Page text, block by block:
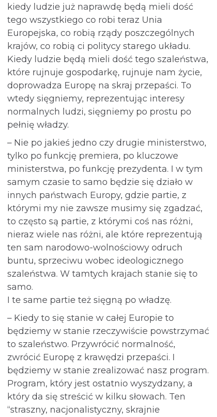
kiedy ludzie już naprawdę będą mieli dość
tego wszystkiego co robi teraz Unia
Europejska, co robią rządy poszczególnych
krajów, co robią ci politycy starego układu.
Kiedy ludzie będą mieli dość tego szaleństwa,
które rujnuje gospodarkę, rujnuje nam życie,
doprowadza Europę na skraj przepaści. To
wtedy sięgniemy, reprezentując interesy
normalnych ludzi, sięgniemy po prostu po
pełnię władzy.
– Nie po jakieś jedno czy drugie ministerstwo,
tylko po funkcję premiera, po kluczowe
ministerstwa, po funkcję prezydenta. I w tym
samym czasie to samo będzie się działo w
innych państwach Europy, gdzie partie, z
którymi my nie zawsze musimy się zgadzać,
to często są partie, z którymi coś nas różni,
nieraz wiele nas różni, ale które reprezentują
ten sam narodowo-wolnościowy odruch
buntu, sprzeciwu wobec ideologicznego
szaleństwa. W tamtych krajach stanie się to
samo.
I te same partie też sięgną po władzę.
– Kiedy to się stanie w całej Europie to
będziemy w stanie rzeczywiście powstrzymać
to szaleństwo. Przywrócić normalność,
zwrócić Europę z krawędzi przepaści. I
będziemy w stanie zrealizować nasz program.
Program, który jest ostatnio wyszydzany, a
który da się streścić w kilku słowach. Ten
“straszny, nacjonalistyczny, skrajnie